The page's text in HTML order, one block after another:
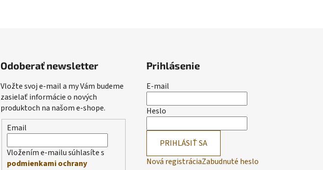
Odoberať newsletter
Vložte svoj e-mail a my Vám budeme
zasielať informácie o nových
produktoch na našom e-shope.
Email
Vložením e-mailu súhlasíte s
podmienkami ochrany
Prihlásenie
E-mail
Heslo
PRIHLÁSIŤ SA
Nová registráciaZabudnuté heslo